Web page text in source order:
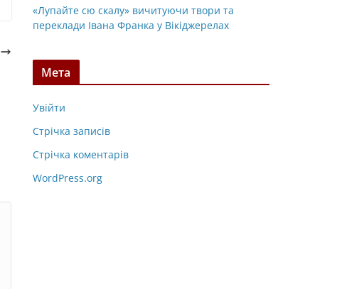
«Лупайте сю скалу» вичитуючи твори та
переклади Івана Франка у Вікіджерелах
Мета
Увійти
Стрічка записів
Стрічка коментарів
WordPress.org